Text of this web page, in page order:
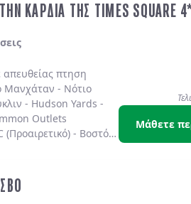
ΚΑΡΔΙΑ ΤΗΣ TIMES SQUARE
απευθείας πτηση
Μανχάταν - Νότιο
- Hudson Yards -
Outlets
(Προαιρετικό)- Βοστόνη
4*
Μάθετε